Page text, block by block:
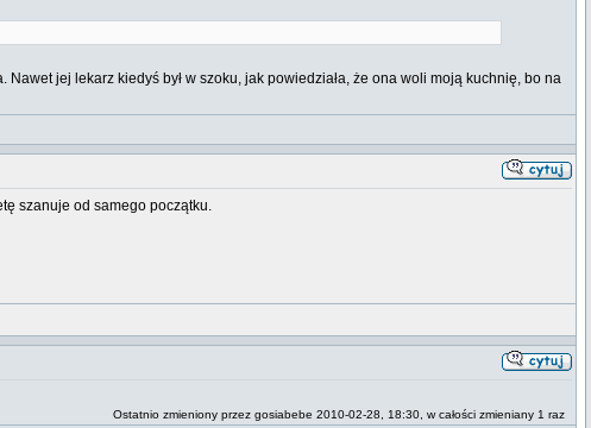
jej lekarz kiedyś był w szoku, jak powiedziała, że ona woli moją kuchnię, bo na
szanuje od samego początku.
Ostatnio zmieniony przez gosiabebe 2010-02-28, 18:30, w całości zmieniany 1 raz